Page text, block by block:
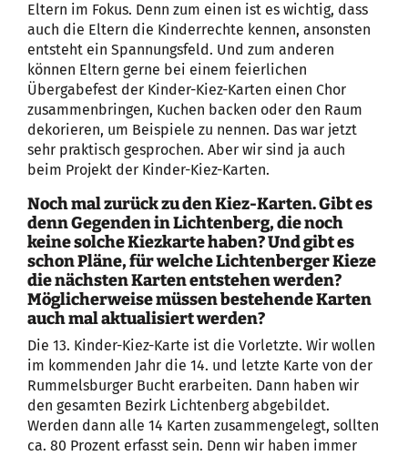
Eltern im Fokus. Denn zum einen ist es wichtig, dass
auch die Eltern die Kinderrechte kennen, ansonsten
entsteht ein Spannungsfeld. Und zum anderen
können Eltern gerne bei einem feierlichen
Übergabefest der Kinder-Kiez-Karten einen Chor
zusammenbringen, Kuchen backen oder den Raum
dekorieren, um Beispiele zu nennen. Das war jetzt
sehr praktisch gesprochen. Aber wir sind ja auch
beim Projekt der Kinder-Kiez-Karten.
Noch mal zurück zu den Kiez-Karten. Gibt es
denn Gegenden in Lichtenberg, die noch
keine solche Kiezkarte haben? Und gibt es
schon Pläne, für welche Lichtenberger Kieze
die nächsten Karten entstehen werden?
Möglicherweise müssen bestehende Karten
auch mal aktualisiert werden?
Die 13. Kinder-Kiez-Karte ist die Vorletzte. Wir wollen
im kommenden Jahr die 14. und letzte Karte von der
Rummelsburger Bucht erarbeiten. Dann haben wir
den gesamten Bezirk Lichtenberg abgebildet.
Werden dann alle 14 Karten zusammengelegt, sollten
ca. 80 Prozent erfasst sein. Denn wir haben immer